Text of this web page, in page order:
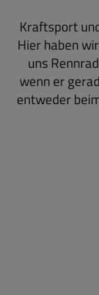
Kraftsport
Hier haben
uns
wenn er
entweder